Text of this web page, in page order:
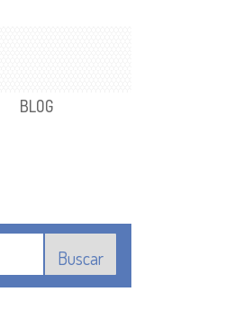
BLOG
Buscar